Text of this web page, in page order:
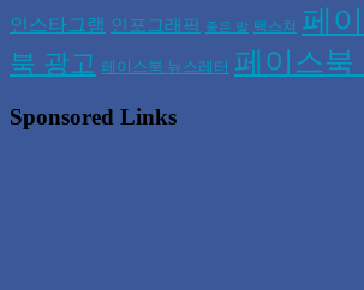
인스타그램 인포그래픽 좋은 말 텍스쳐 페
북 광고 페이스북 뉴스레터 페이스북
Sponsored Links